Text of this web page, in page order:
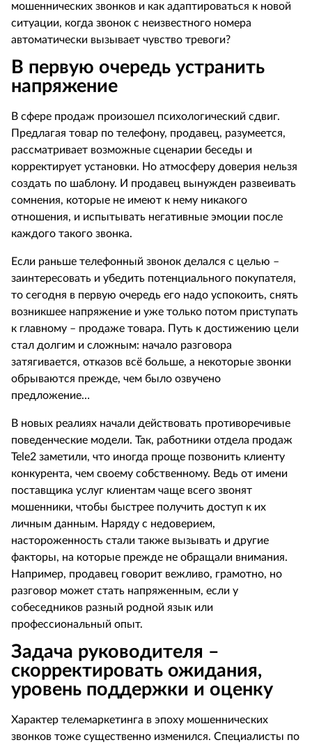
мошеннических звонков и как адаптироваться к новой
ситуации, когда звонок с неизвестного номера
автоматически вызывает чувство тревоги?
В первую очередь устранить
напряжение
В сфере продаж произошел психологический сдвиг.
Предлагая товар по телефону, продавец, разумеется,
рассматривает возможные сценарии беседы и
корректирует установки. Но атмосферу доверия нельзя
создать по шаблону. И продавец вынужден развеивать
сомнения, которые не имеют к нему никакого
отношения, и испытывать негативные эмоции после
каждого такого звонка.
Если раньше телефонный звонок делался с целью –
заинтересовать и убедить потенциального покупателя,
то сегодня в первую очередь его надо успокоить, снять
возникшее напряжение и уже только потом приступать
к главному – продаже товара. Путь к достижению цели
стал долгим и сложным: начало разговора
затягивается, отказов всё больше, а некоторые звонки
обрываются прежде, чем было озвучено
предложение…
В новых реалиях начали действовать противоречивые
поведенческие модели. Так, работники отдела продаж
Tele2 заметили, что иногда проще позвонить клиенту
конкурента, чем своему собственному. Ведь от имени
поставщика услуг клиентам чаще всего звонят
мошенники, чтобы быстрее получить доступ к их
личным данным. Наряду с недоверием,
настороженность стали также вызывать и другие
факторы, на которые прежде не обращали внимания.
Например, продавец говорит вежливо, грамотно, но
разговор может стать напряженным, если у
собеседников разный родной язык или
профессиональный опыт.
Задача руководителя –
скорректировать ожидания,
уровень поддержки и оценку
Характер телемаркетинга в эпоху мошеннических
звонков тоже существенно изменился. Специалисты по